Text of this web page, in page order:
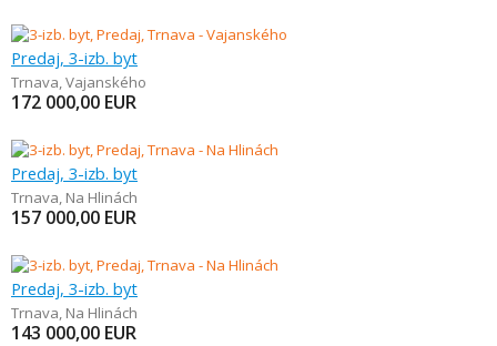
Predaj, 3-izb. byt
Trnava,Vajanského
172 000,00 EUR
Predaj, 3-izb. byt
Trnava, Na Hlinách
157 000,00 EUR
Predaj, 3-izb. byt
Trnava, Na Hlinách
143 000,00 EUR